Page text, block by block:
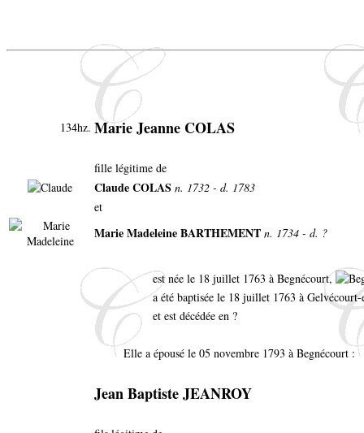
134hz. Marie Jeanne COLAS
fille légitime de
Claude COLAS n. 1732 - d. 1783
et
Marie Madeleine BARTHEMENT n. 1734 - d. ?
est née le 18 juillet 1763 à Begnécourt,
a été baptisée le 18 juillet 1763 à
et est décédée en ?
Elle a épousé le 05 novembre 1793 à Begnécourt :
Jean Baptiste JEANROY